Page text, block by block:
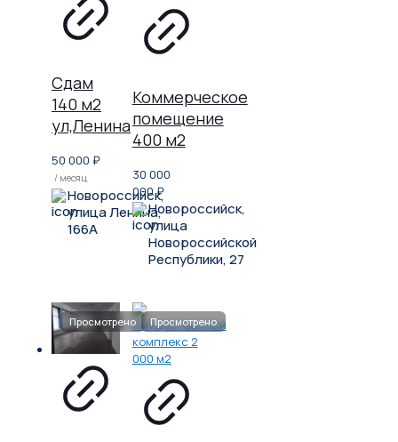
Сдам
140 м2
ул,Ленина
50 000 ₽
/ месяц
Новороссийск,
улица Ленина,
166А
Коммерческое
помещение
400 м2
30 000
000₽
Новороссийск,
улица
Новороссийской
Республики, 27